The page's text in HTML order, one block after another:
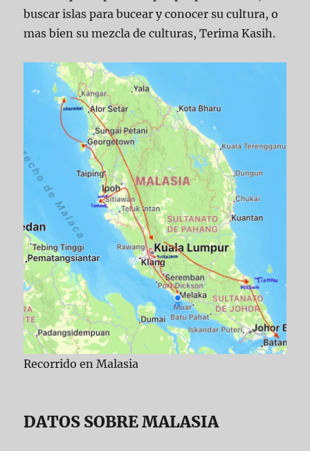
buscar islas para bucear y conocer su cultura, o
mas bien su mezcla de culturas, Terima Kasih.
Recorrido en Malasia
DATOS SOBRE MALASIA